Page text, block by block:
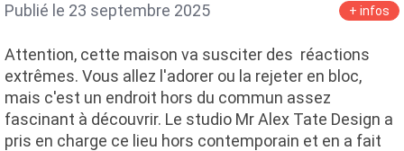
Publié le 23 septembre 2025 + infos
Attention, cette maison va susciter des réactions
extrêmes. Vous allez l'adorer ou la rejeter en bloc,
mais c'est un endroit hors du commun assez
fascinant à découvrir. Le studio Mr Alex Tate Design a
pris en charge ce lieu hors contemporain et en a fait